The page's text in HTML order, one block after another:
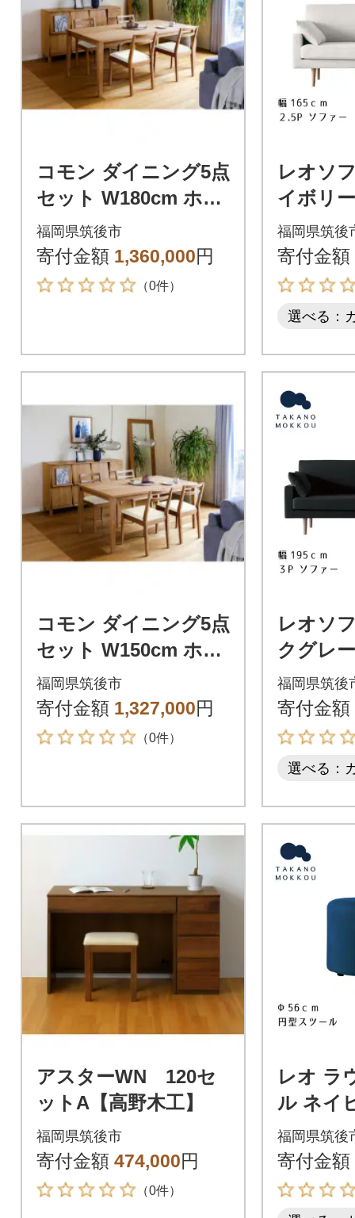
コモン ダイニング5点
セット W180cm ホワ
イトオーク
福岡県筑後市
寄付金額 1,360,000円
（0件）
レオソ
イボリ
保証】
福岡県筑後
寄付金額
選べる：
コモン ダイニング5点
セット W150cm ホワ
イトオーク
福岡県筑後市
寄付金額 1,327,000円
（0件）
レオソ
クグレ
保証】
福岡県筑後
寄付金額
選べる：
アスターWN 120セ
ットA【高野木工】
福岡県筑後市
寄付金額 474,000円
（0件）
レオ ラ
ル ネイ
証】【
福岡県筑後
寄付金額